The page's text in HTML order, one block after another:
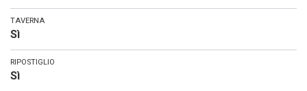
TAVERNA
Sì
RIPOSTIGLIO
Sì